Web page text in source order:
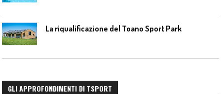
La riqualificazione del Toano Sport Park
GLI APPROFONDIMENTI DI TSPORT